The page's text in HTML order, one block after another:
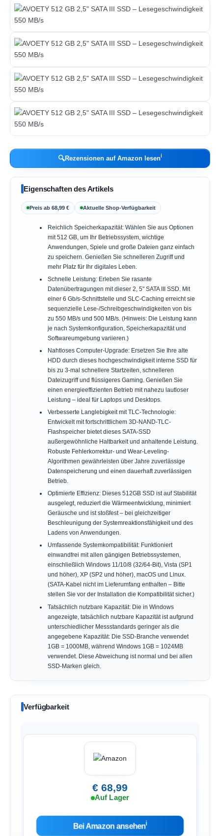
🔍Rezensionen auf Amazon lesenℹ︎
Eigenschaften des Artikels
Preis ab 68,99 € Aktuelle Shop-Verfügbarkeit
Reichlich Speicherkapazität: Wählen Sie aus Optionen
mit 512 GB, um Ihr Betriebssystem, wichtige
Anwendungen, Spiele und große Dateien ganz einfach
zu speichern. Genießen Sie schnelleren Zugriff und
mehr Platz für Ihr digitales Leben.
Schnelle Leistung: Erleben Sie rasante
Datenübertragungen mit dieser 2, 5" SATA III SSD. Mit
einer 6 Gb/s-Schnittstelle und SLC-Caching erreicht sie
sequenzielle Lese-/Schreibgeschwindigkeiten von bis
zu 550 MB/s und 500 MB/s. (Hinweis: Die Leistung kann
je nach Systemkonfiguration, Speicherkapazität und
Softwareumgebung variieren.)
Nahtloses Computer-Upgrade: Ersetzen Sie Ihre alte
HDD durch dieses hochgeschwindigkeit interne SSD für
bis zu 3-mal schnellere Startzeiten, schnelleren
Dateizugriff und flüssigeres Gaming. Genießen Sie
einen energieeffizienten Betrieb mit nahezu lautloser
Leistung – ideal für Laptops und Desktops.
Verbesserte Langlebigkeit mit TLC-Technologie:
Entwickelt mit fortschrittlichem 3D-NAND-TLC-
Flashspeicher bietet dieses SATA-SSD
außergewöhnliche Haltbarkeit und anhaltende Leistung.
Robuste Fehlerkorrektur- und Wear-Leveling-
Algorithmen gewährleisten über Jahre zuverlässige
Datenspeicherung und einen dauerhaft zuverlässigen
Betrieb.
Optimierte Effizienz: Dieses 512GB SSD ist auf Stabilität
ausgelegt, reduziert die Wärmeentwicklung, minimiert
Geräusche und ist stoßfest – bei gleichzeitiger
Beschleunigung der Systemreaktionsfähigkeit und des
Ladens von Anwendungen.
Umfassende Systemkompatibilität: Funktioniert
einwandfrei mit allen gängigen Betriebssystemen,
einschließlich Windows 11/10/8 (32/64-Bit), Vista (SP1
und höher), XP (SP2 und höher), macOS und Linux.
(SATA-Kabel nicht im Lieferumfang enthalten – Bitte
stellen Sie vor der Installation die Kompatibilität sicher.)
Tatsächlich nutzbare Kapazität: Die in Windows
angezeigte, tatsächlich nutzbare Kapazität ist aufgrund
unterschiedlicher Messstandards geringer als die
angegebene Kapazität: Die SSD-Branche verwendet
1GB = 1000MB, während Windows 1GB = 1024MB
verwendet. Diese Abweichung ist normal und bei allen
SSD-Marken gleich.
Verfügbarkeit
€ 68,99
Auf Lager
Bei Amazon ansehenℹ︎